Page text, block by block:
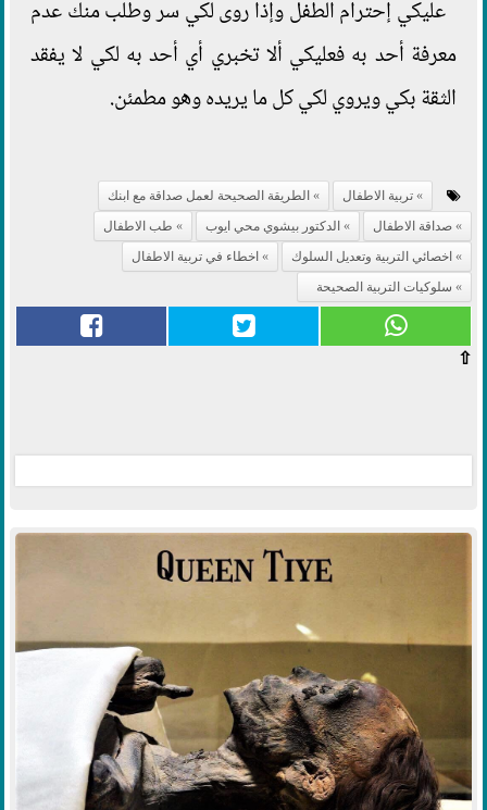
عليكي إحترام الطفل وإذا روى لكي سر وطلب منك عدم
معرفة أحد به فعليكي ألا تخبري أي أحد به لكي لا يفقد
الثقة بكي ويروي لكي كل ما يريده وهو مطمئن.
تربية الاطفال
الطريقة الصحيحة لعمل صداقة مع ابنك
صداقة الاطفال
الدكتور بيشوي محي ايوب
طب الاطفال
اخصائي التربية وتعديل السلوك
اخطاء في تربية الاطفال
سلوكيات التربية الصحيحة
⇧